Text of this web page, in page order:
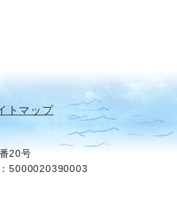
トマップ
20号
5000020390003